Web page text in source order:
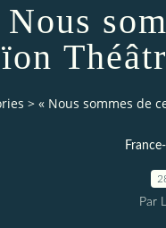
Nous
> « Nous sommes de
Par